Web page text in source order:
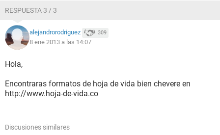
RESPUESTA 3 / 3
alejandrorodriguez 309
8 ene 2013 a las 14:07
Hola,
Encontraras formatos de hoja de vida bien chevere en
http://www.hoja-de-vida.co
Discusiones similares